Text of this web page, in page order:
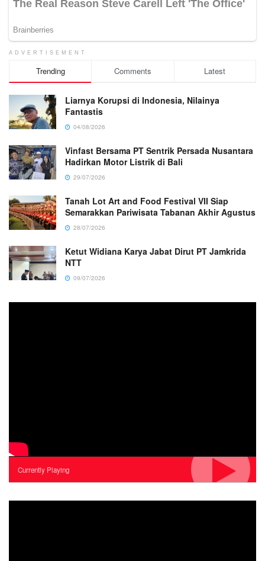
ADVERTISEMENT
Trending Comments Latest
Liarnya Korupsi di Indonesia, Nilainya
Fantastis
04/08/2026
Vinfast Bersama PT Sentrik Persada Nusantara
Hadirkan Motor Listrik di Bali
29/07/2026
Tanah Lot Art and Food Festival VII Siap
Semarakkan Pariwisata Tabanan Akhir Agustus
28/07/2026
Ketut Widiana Karya Jabat Dirut PT Jamkrida
NTT
09/07/2026
Currently Playing